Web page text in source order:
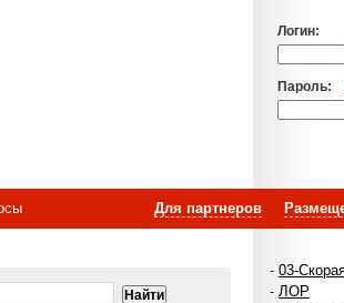
Логин:
Пароль:
Для партнеров
- 03-
- ЛОР